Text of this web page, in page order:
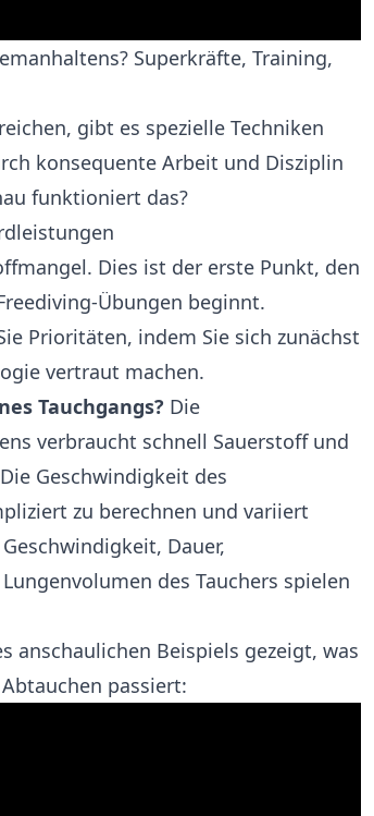
Superkräfte, Training,
gibt es spezielle Techniken
konsequente Arbeit und Disziplin
funktioniert das?
Dies ist der erste Punkt, den
Übungen beginnt.
Prioritäten, indem Sie sich zunächst
vertraut machen.
Tauchgangs? Die
verbraucht schnell Sauerstoff und
Geschwindigkeit des
zu berechnen und variiert
Dauer,
des Tauchers spielen
anschaulichen Beispiels gezeigt, was
passiert: